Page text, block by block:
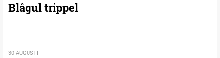
Blågul trippel
30 AUGUSTI